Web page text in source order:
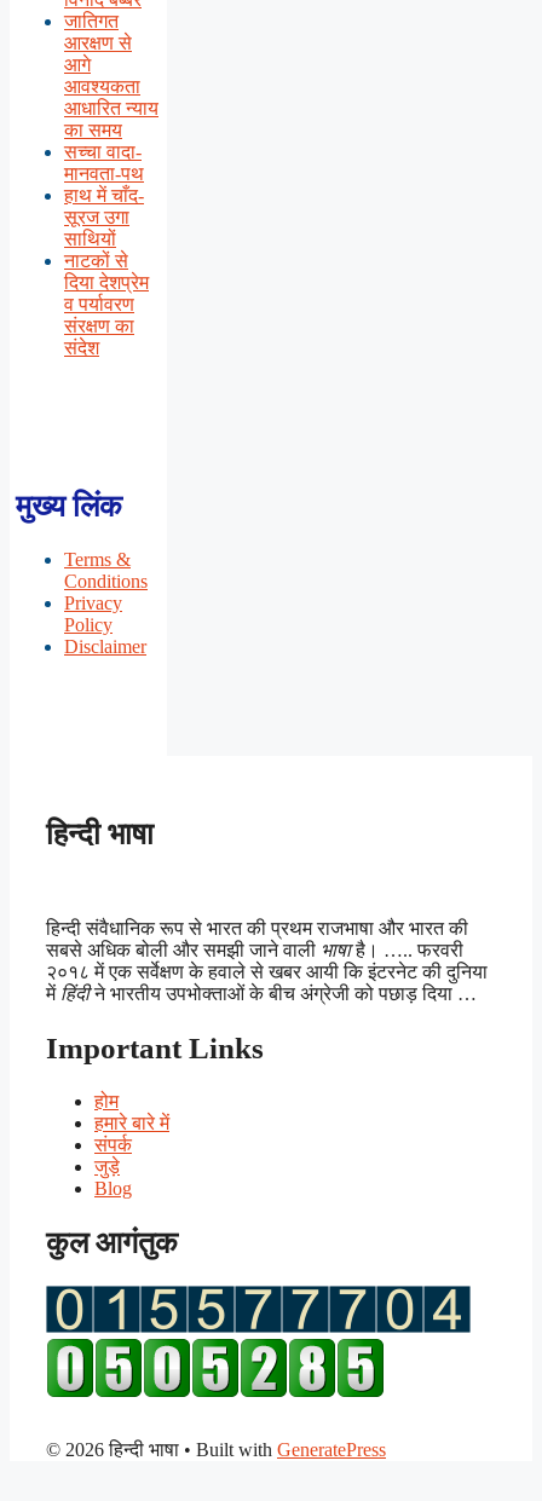
जातिगत
आरक्षण से
आगे
आवश्यकता
आधारित न्याय
का समय
सच्चा वादा-
मानवता-पथ
हाथ में चाँद-
सूरज उगा
साथियों
नाटकों से
दिया देशप्रेम
व पर्यावरण
संरक्षण का
संदेश
मुख्य लिंक
Terms &
Conditions
Privacy
Policy
Disclaimer
हिन्दी भाषा
हिन्दी संवैधानिक रूप से भारत की प्रथम राजभाषा और भारत की
सबसे अधिक बोली और समझी जाने वाली भाषाहै। ….. फरवरी
२०१८ में एक सर्वेक्षण के हवाले से खबर आयी कि इंटरनेट की दुनिया
में हिंदीने भारतीय उपभोक्ताओं के बीच अंग्रेजी को पछाड़ दिया …
Important Links
होम
हमारे बारे में
संपर्क
जुड़े
Blog
कुल आगंतुक
© 2026 हिन्दी भाषा • Built with GeneratePress